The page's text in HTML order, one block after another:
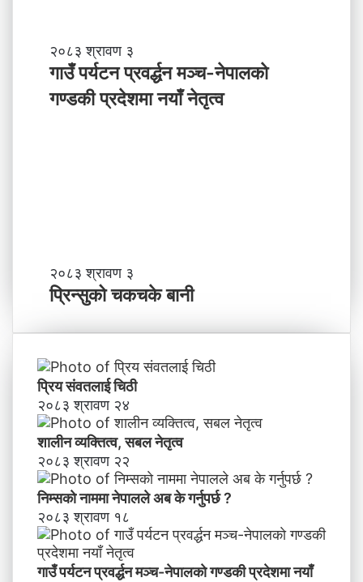
ब
के
ग
र्नु
गा
उँ
र्य
ने
पा
काे
ण्ड
की
प्र
दे
श
मा
न
याँ
ने
तृ
त्व
२०८३ श्रावण ३
गाउँ पर्यटन प्रवर्द्धन मञ्च-नेपालकाे
गण्डकी प्रदेशमा नयाँ नेतृत्व
प्रि
न्सु
को
च
के
बा
नी
२०८३ श्रावण ३
प्रिन्सुको चकचके बानी
प्रिय संवतलाई चिठी
२०८३ श्रावण २४
शालीन व्यक्तित्व, सबल नेतृत्व
२०८३ श्रावण २२
निम्सकाे नाममा नेपालले अब के गर्नुपर्छ ?
२०८३ श्रावण १८
गाउँ पर्यटन प्रवर्द्धन मञ्च-नेपालकाे गण्डकी प्रदेशमा नयाँ